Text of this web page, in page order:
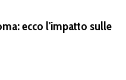
ecco l'impatto sulle